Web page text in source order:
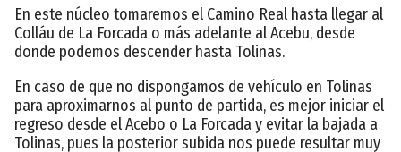
En este núcleo tomaremos el Camino Real hasta llegar al
Colláu de La Forcada o más adelante al Acebu, desde
donde podemos descender hasta Tolinas.
En caso de que no dispongamos de vehículo en Tolinas
para aproximarnos al punto de partida, es mejor iniciar el
regreso desde el Acebo o La Forcada y evitar la bajada a
Tolinas, pues la posterior subida nos puede resultar muy